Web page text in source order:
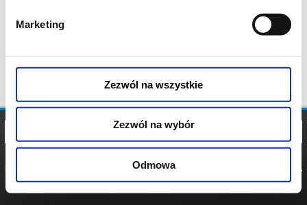
Marketing
Zezwól na wszystkie
Zezwól na wybór
Odmowa
POLITYKA
POLITYKA